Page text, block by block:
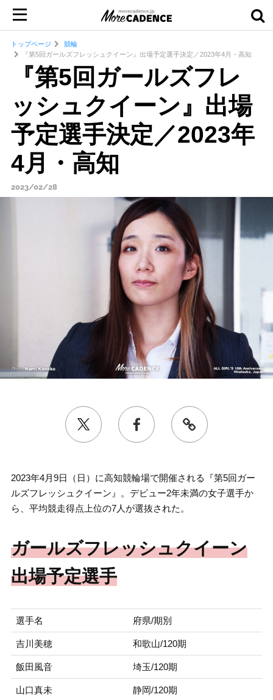
トップページ
競輪
『第5回ガールズフレッシュクイーン』出場予定選手決定／2023年4月・高知
『第5回ガールズフレ
ッシュクイーン』出場
予定選手決定／2023年
4月・高知
2023/02/28
2023年4月9日（日）に高知競輪場で開催される『第5回ガー
ルズフレッシュクイーン』。デビュー2年未満の女子選手か
ら、平均競走得点上位の7人が選抜された。
ガールズフレッシュクイーン
出場予定選手
選手名 府県/期別
吉川美穂 和歌山/120期
飯田風音 埼玉/120期
山口真未 静岡/120期